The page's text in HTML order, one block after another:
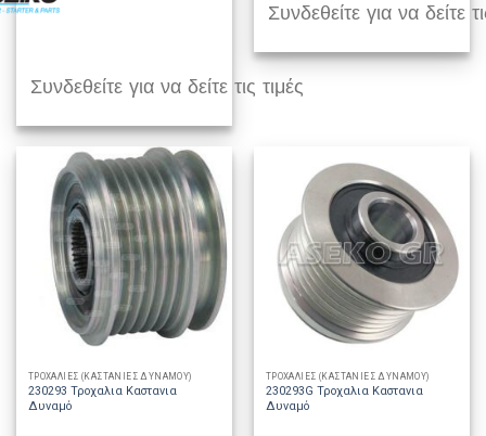
Συνδεθείτε για να δείτε τις τιμές
Συνδεθείτε για να δείτε
ΤΡΟΧΑΛΙΕΣ (ΚΑΣΤΑΝΙΕΣ ΔΥΝΑΜΟΥ)
230293 Τροχαλια Καστανια
Δυναμό
ΤΡΟΧΑΛΙΕΣ (ΚΑΣΤΑΝΙΕΣ ΔΥΝΑΜΟΥ)
230293G Τροχαλια Καστανια
Δυναμό